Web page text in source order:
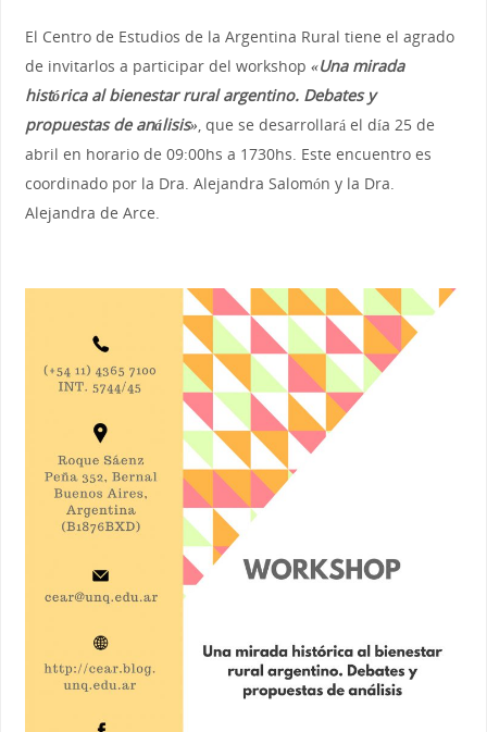
El Centro de Estudios de la Argentina Rural tiene el agrado
de invitarlos a participar del workshop «Una mirada
histórica al bienestar rural argentino. Debates y
propuestas de análisis», que se desarrollará el día 25 de
abril en horario de 09:00hs a 1730hs. Este encuentro es
coordinado por la Dra. Alejandra Salomón y la Dra.
Alejandra de Arce.